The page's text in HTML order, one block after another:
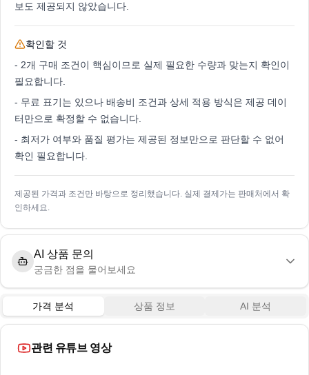
보도 제공되지 않았습니다.
확인할 것
- 2개 구매 조건이 핵심이므로 실제 필요한 수량과 맞는지 확인이
필요합니다.
- 무료 표기는 있으나 배송비 조건과 상세 적용 방식은 제공 데이
터만으로 확정할 수 없습니다.
- 최저가 여부와 품질 평가는 제공된 정보만으로 판단할 수 없어
확인 필요합니다.
제공된 가격과 조건만 바탕으로 정리했습니다. 실제 결제가는 판매처에서 확
인하세요.
AI 상품 문의
궁금한 점을 물어보세요
가격 분석 상품 정보 AI 분석
관련 유튜브 영상